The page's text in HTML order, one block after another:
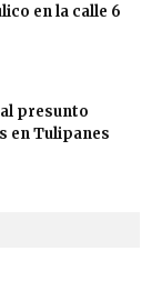
en la calle 6
presunto
en Tulipanes